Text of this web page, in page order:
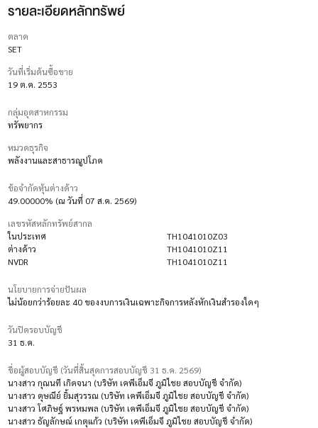
รายละเอียดหลักทรัพย์
ตลาด
SET
วันที่เริ่มต้นซื้อขาย
19 ต.ค. 2553
กลุ่มอุตสาหกรรม
ทรัพยากร
หมวดธุรกิจ
พลังงานและสาธารณูปโภค
ข้อจำกัดหุ้นต่างด้าว
49.00000% (ณ วันที่ 07 ส.ค. 2569)
เลขรหัสหลักทรัพย์สากล
ในประเทศ
TH1041010Z03
ต่างด้าว
TH1041010Z11
NVDR
TH1041010Z11
นโยบายการจ่ายปันผล
ไม่น้อยกว่าร้อยละ 40 ของงบการเงินเฉพาะกิจการหลังหักเงินสำรองใดๆ
วันปิดรอบบัญชี
31 ธ.ค.
ชื่อผู้สอบบัญชี (วันที่สิ้นสุดการสอบบัญชี 31 ธ.ค. 2569)
นางสาว กุณนที เกิดจนา (บริษัท เคพีเอ็มจี ภูมิไชย สอบบัญชี จำกัด)
นางสาว ดุษณีย์ ยิ้มสุวรรณ (บริษัท เคพีเอ็มจี ภูมิไชย สอบบัญชี จำกัด)
นางสาว โศภิษฐ์ พรหมพล (บริษัท เคพีเอ็มจี ภูมิไชย สอบบัญชี จำกัด)
นางสาว ธัญลักษณ์ เกตุแก้ว (บริษัท เคพีเอ็มจี ภูมิไชย สอบบัญชี จำกัด)